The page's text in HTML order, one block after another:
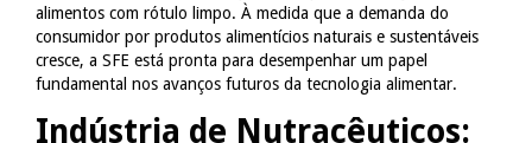
alimentos com rótulo limpo. À medida que a demanda do
consumidor por produtos alimentícios naturais e sustentáveis
cresce, a SFE está pronta para desempenhar um papel
fundamental nos avanços futuros da tecnologia alimentar.
Indústria de Nutracêuticos: